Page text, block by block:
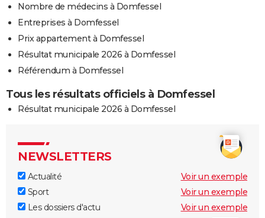
Nombre de médecins à Domfessel
Entreprises à Domfessel
Prix appartement à Domfessel
Résultat municipale 2026 à Domfessel
Référendum à Domfessel
Tous les résultats officiels à Domfessel
Résultat municipale 2026 à Domfessel
NEWSLETTERS
Actualité
Voir un exemple
Sport
Voir un exemple
Les dossiers d'actu
Voir un exemple